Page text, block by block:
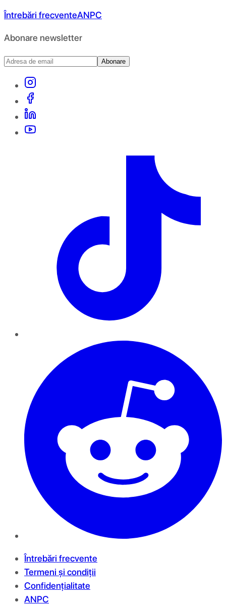
Întrebări frecventeANPC
Abonare newsletter
Abonare
Întrebări frecvente
Termeni și condiții
Confidențialitate
ANPC